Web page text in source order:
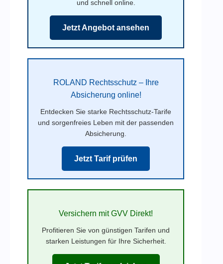
und schnell online.
Jetzt Angebot ansehen
ROLAND Rechtsschutz – Ihre
Absicherung online!
Entdecken Sie starke Rechtsschutz-Tarife
und sorgenfreies Leben mit der passenden
Absicherung.
Jetzt Tarif prüfen
Versichern mit GVV Direkt!
Profitieren Sie von günstigen Tarifen und
starken Leistungen für Ihre Sicherheit.